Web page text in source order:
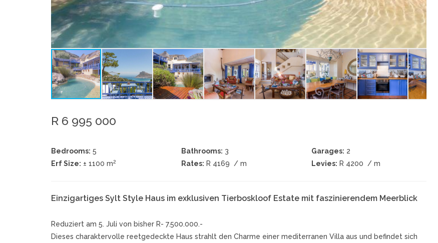
R 6 995 000
Bedrooms: 5 Bathrooms: 3 Garages: 2
Erf Size: ± 1100 m2 Rates: R 4169 / m Levies: R 4200 / m
Einzigartiges Sylt Style Haus im exklusiven Tierboskloof Estate mit faszinierendem Meerblick
Reduziert am 5. Juli von bisher R- 7.500.000.-
Dieses charaktervolle reetgedeckte Haus strahlt den Charme einer mediterranen Villa aus und befindet sich